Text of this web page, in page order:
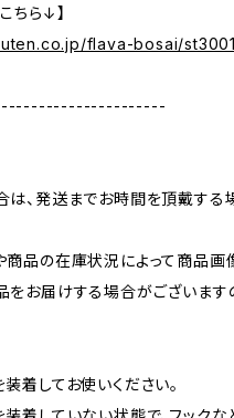
ちら↓】
flava-bosai/
、発送までお時間を頂戴する
品の在庫状況によって商品画
をお届けする場合がございます
着してお使いください。